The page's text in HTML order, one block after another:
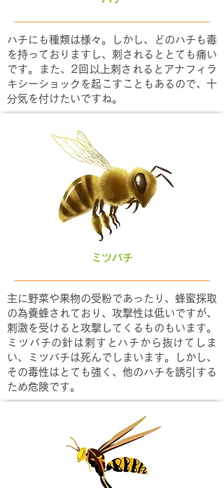
ハチにも種類は様々。しかし、どのハチも毒
を持っておりますし、刺されるととても痛い
です。また、2回以上刺されるとアナフィラ
キシーショックを起こすこともあるので、十
分気を付けたいですね。
ミツバチ
主に野菜や果物の受粉であったり、蜂蜜採取
の為養蜂されており、攻撃性は低いですが、
刺激を受けると攻撃してくるものもいます。
ミツバチの針は刺すとハチから抜けてしま
い、ミツバチは死んでしまいます。しかし、
その毒性はとても強く、他のハチを誘引する
ため危険です。